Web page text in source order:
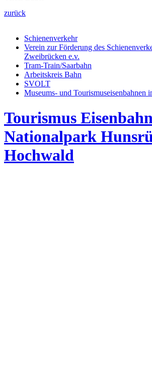
zurück
Schienenverkehr
Verein zur Förderung des
Zweibrücken e.v.
Tram-Train/Saarbahn
Arbeitskreis Bahn
SVOLT
Museums- und Tourismuseisenbahnen
Tourismus
Nationalpark
Hochwald